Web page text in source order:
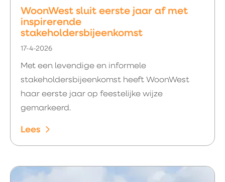
WoonWest sluit eerste jaar af met
inspirerende
stakeholdersbijeenkomst
17-4-2026
Met een levendige en informele
stakeholdersbijeenkomst heeft WoonWest
haar eerste jaar op feestelijke wijze
gemarkeerd.
Lees